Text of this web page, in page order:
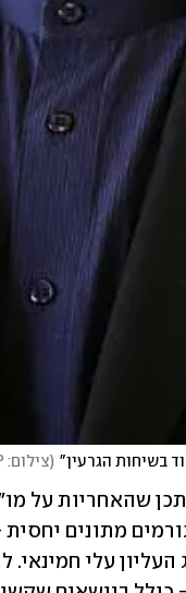
בשיחות הגרעין" (צילום: AFP